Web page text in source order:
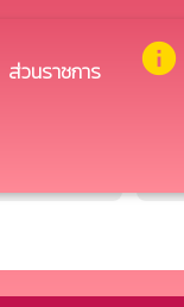
ส่วนราชการ info
ยิน